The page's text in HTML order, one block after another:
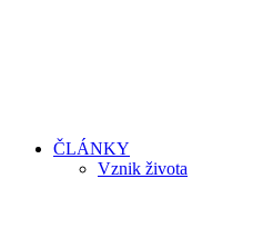
ČLÁNKY
Vznik života